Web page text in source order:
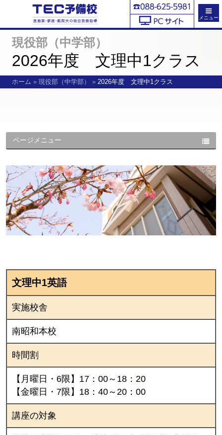
メニュー
現役部（中学部）
2026年度 文理中1クラス
ホーム » 現役部（中学部） » 2026年度 文理中1クラス
ページメニュー
文理中1英語
実施校舎
南昭和本校
時間割
【月曜日・6限】17：00～18：20
【金曜日・7限】18：40～20：00
講座の対象